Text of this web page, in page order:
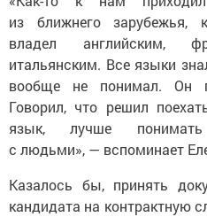
из ближнего зарубежья,
владел английским,
итальянским. Все языки
вообще не понимал. Он
Говорил, что решил
язык, лучше понимать
с людьми», — вспоминает
Казалось бы, принять
кандидата на контрактную